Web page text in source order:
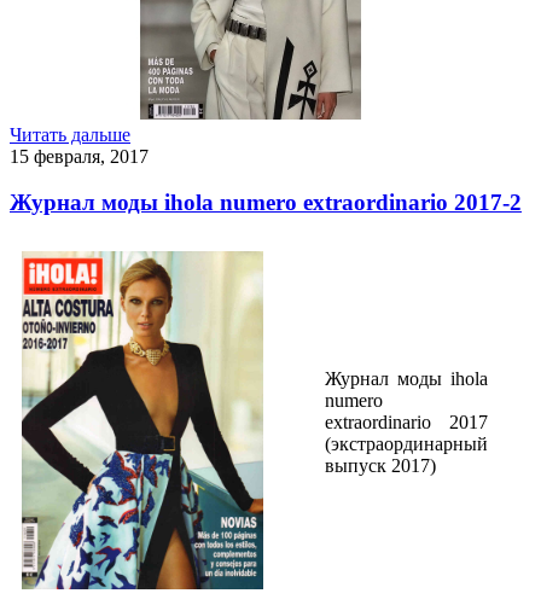
Читать дальше
15 февраля, 2017
Журнал моды ihola numero extraordinario 2017-2
Журнал моды ihola
numero
extraordinario 2017
(экстраординарный
выпуск 2017)